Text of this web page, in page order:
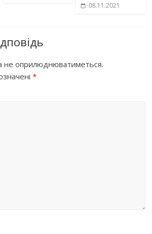
08.11.2021
не оприлюднюватиметься.
*